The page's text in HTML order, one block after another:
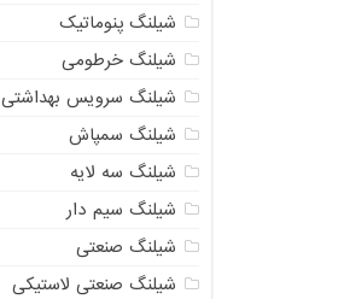
شیلنگ پنوماتیک
شیلنگ خرطومی
شیلنگ سرویس بهداشتی
شیلنگ سمپاش
شیلنگ سه لایه
شیلنگ سیم دار
شیلنگ صنعتی
شیلنگ صنعتی لاستیکی